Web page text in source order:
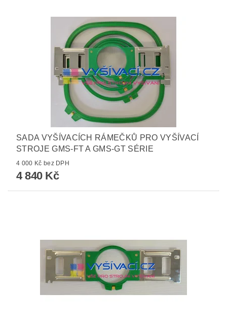
SADA VYŠÍVACÍCH RÁMEČKŮ PRO VYŠÍVACÍ
STROJE GMS-FT A GMS-GT SÉRIE
4 000 Kč bez DPH
4 840 Kč